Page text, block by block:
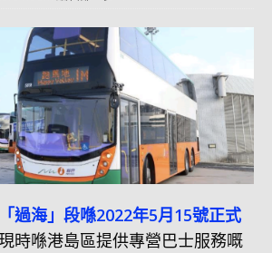
過海」段喺2022年5月15號正式
時喺港島區提供專營巴士服務嘅